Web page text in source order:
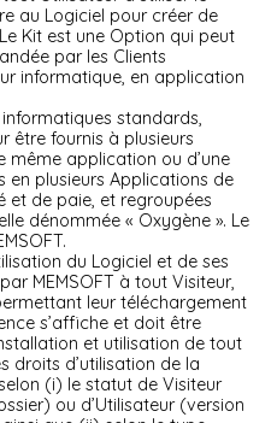
au Logiciel pour créer de
Kit est une Option qui peut
par les Clients
informatique, en application
standards,
être fournis à plusieurs
même application ou d’une
en plusieurs Applications de
et de paie, et regroupées
dénommée « Oxygène ». Le
du Logiciel et de ses
MEMSOFT à tout Visiteur,
leur téléchargement
s’affiche et doit être
et utilisation de tout
droits d’utilisation de la
(i) le statut de Visiteur
ou d’Utilisateur (version